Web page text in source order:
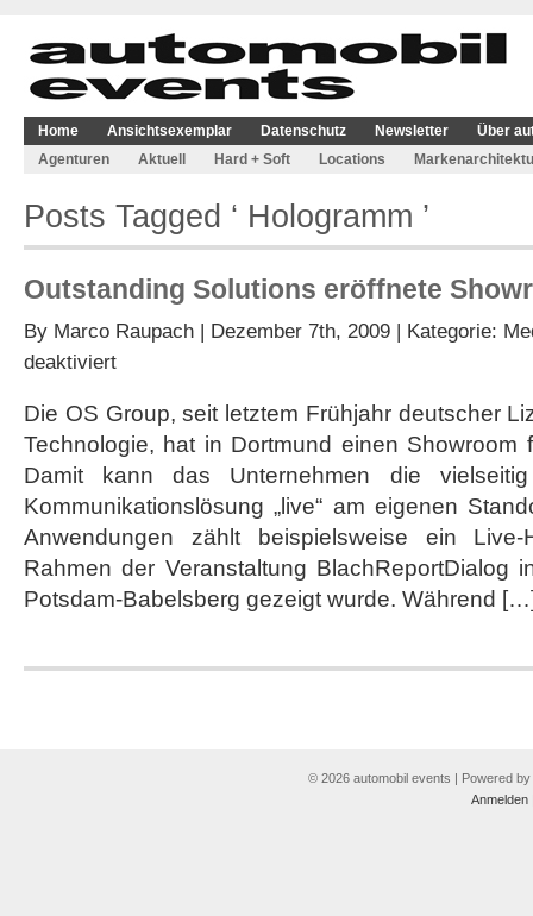
Home Ansichtsexemplar Datenschutz Newsletter
Über
Agenturen
Aktuell Hard + Soft Locations
Posts Tagged ‘ Hologramm ’
Outstanding Solutions eröffnete
By Marco Raupach | Dezember 7th, 2009 | Kategorie:
deaktiviertfür
eröffnete
Showroom
Die OS Group, seit letztem Frühjahr deutscher
Technologie, hat in Dortmund einen Showroom
Damit kann das Unternehmen die
Kommunikationslösung „live“ am eigenen
Anwendungen zählt beispielsweise ein
Rahmen der Veranstaltung BlachReportDialog
Potsdam-Babelsberg gezeigt wurde. Während
© 2026 automobil events | Powered by
Anmelden|